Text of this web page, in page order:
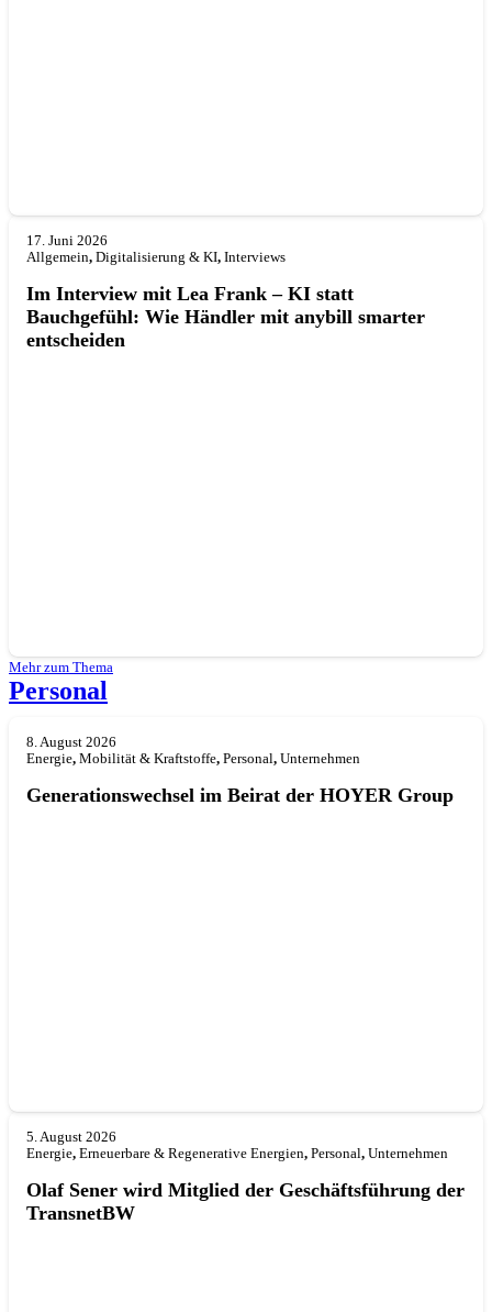
17. Juni 2026
Allgemein, Digitalisierung & KI, Interviews
Im Interview mit Lea Frank – KI statt
Bauchgefühl: Wie Händler mit anybill smarter
entscheiden
Mehr zum Thema
Personal
8. August 2026
Energie, Mobilität & Kraftstoffe, Personal, Unternehmen
Generationswechsel im Beirat der HOYER Group
5. August 2026
Energie, Erneuerbare & Regenerative Energien, Personal, Unternehmen
Olaf Sener wird Mitglied der Geschäftsführung der
TransnetBW